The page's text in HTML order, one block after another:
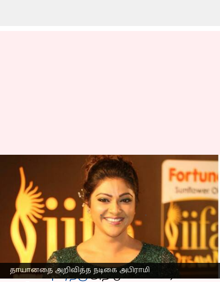
தாயானதை அறிவித்த நடிகை அபிராமி
அன்னையர் தினத்தன்று
குட் நியூஸ் சொன்ன
நடிகை அபிராமி
எழுதியவர் Venkatalakshmi V May 15, 2023
செய்தி முன்னோட்டம்
'வானவில்' படத்தின் மூலமாக
கோலிவுட்டிற்குஅறிமுகமானவர்